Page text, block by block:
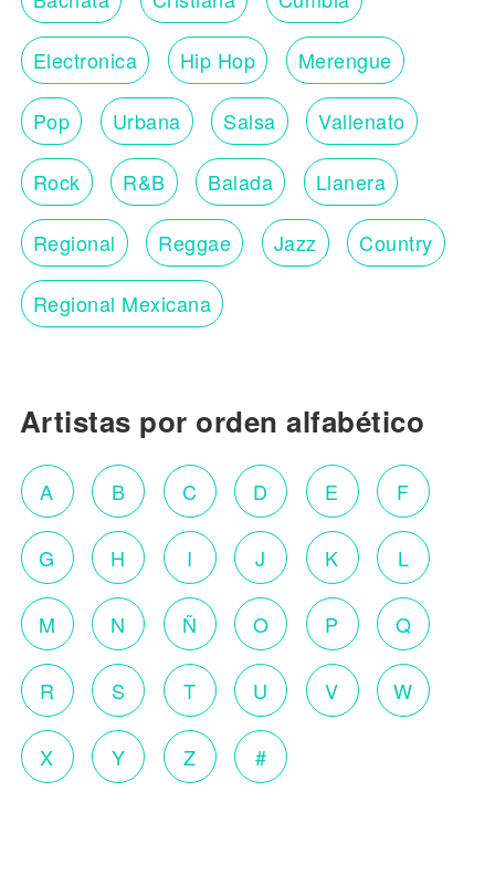
Electronica Hip Hop Merengue
Pop Urbana Salsa Vallenato
Rock R&B Balada Llanera
Regional Reggae Jazz Country
Regional Mexicana
Artistas por orden alfabético
A B C D E F
G H I J K L
M N Ñ O P Q
R S T U V W
X Y Z #